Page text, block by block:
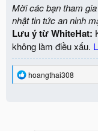
Mời các bạn tham gia
nhật tin tức an ninh
Lưu ý từ WhiteHat:
không làm điều xấu.
R
hoangthai308